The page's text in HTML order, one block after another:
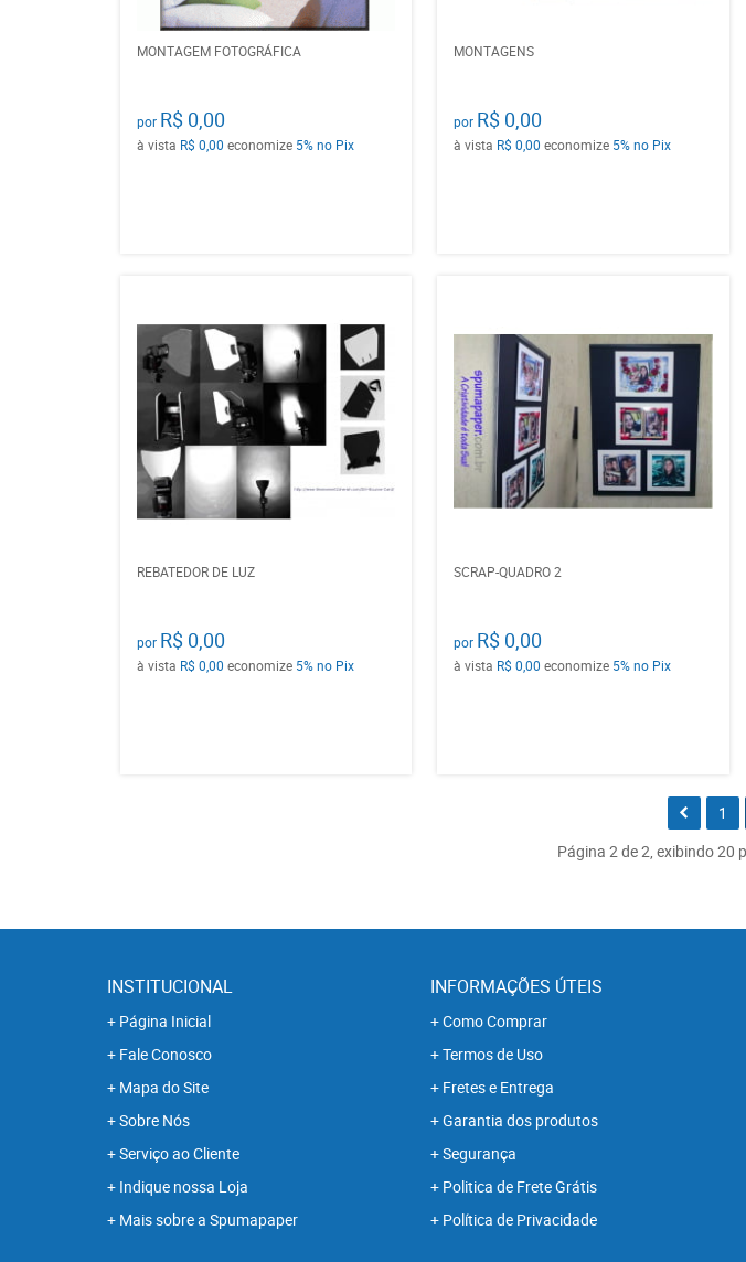
MONTAGEM FOTOGRÁFICA
por R$ 0,00
à vista R$ 0,00 economize 5% no Pix
MONTAGENS
por R$ 0,00
à vista R$ 0,00 economize 5%no Pix
REBATEDOR DE LUZ
por R$ 0,00
à vista R$ 0,00 economize 5% no Pix
SCRAP-QUADRO 2
por R$ 0,00
à vista R$ 0,00 economize 5%no Pix
1
Página 2 de 2, exibindo 20
INSTITUCIONAL
Página Inicial
Fale Conosco
Mapa do Site
Sobre Nós
Serviço ao Cliente
Indique nossa Loja
Mais sobre a Spumapaper
INFORMAÇÕES ÚTEIS
Como Comprar
Termos de Uso
Fretes e Entrega
Garantia dos produtos
Segurança
Politica de Frete Grátis
Política de Privacidade